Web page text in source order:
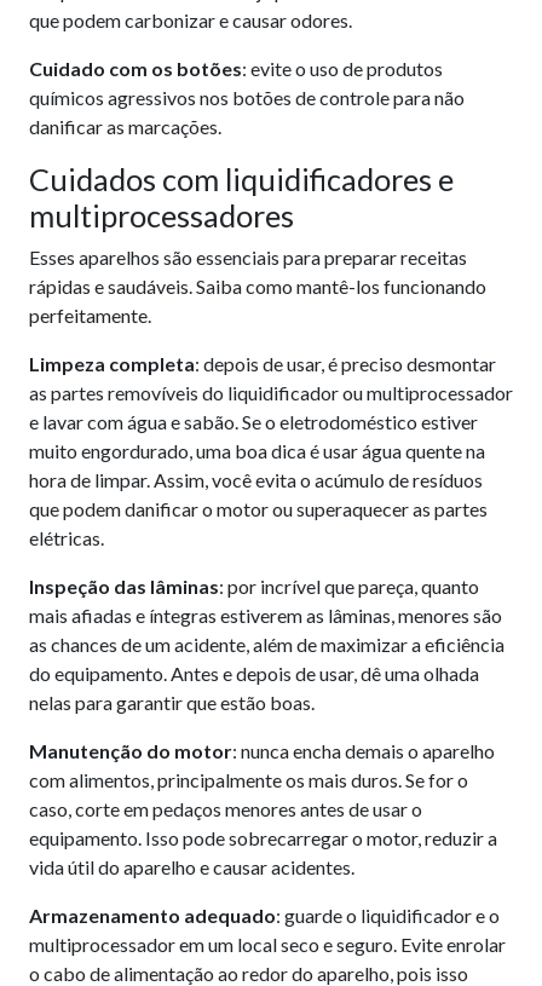
que podem carbonizar e causar odores.
Cuidado com os botões: evite o uso de produtos
químicos agressivos nos botões de controle para não
danificar as marcações.
Cuidados com liquidificadores e
multiprocessadores
Esses aparelhos são essenciais para preparar receitas
rápidas e saudáveis. Saiba como mantê-los funcionando
perfeitamente.
Limpeza completa: depois de usar, é preciso desmontar
as partes removíveis do liquidificador ou multiprocessador
e lavar com água e sabão. Se o eletrodoméstico estiver
muito engordurado, uma boa dica é usar água quente na
hora de limpar. Assim, você evita o acúmulo de resíduos
que podem danificar o motor ou superaquecer as partes
elétricas.
Inspeção das lâminas: por incrível que pareça, quanto
mais afiadas e íntegras estiverem as lâminas, menores são
as chances de um acidente, além de maximizar a eficiência
do equipamento. Antes e depois de usar, dê uma olhada
nelas para garantir que estão boas.
Manutenção do motor: nunca encha demais o aparelho
com alimentos, principalmente os mais duros. Se for o
caso, corte em pedaços menores antes de usar o
equipamento. Isso pode sobrecarregar o motor, reduzir a
vida útil do aparelho e causar acidentes.
Armazenamento adequado: guarde o liquidificador e o
multiprocessador em um local seco e seguro. Evite enrolar
o cabo de alimentação ao redor do aparelho, pois isso